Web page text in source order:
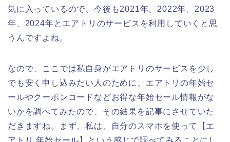
気に入っているので、今後も2021年、2022年、2023
年、2024年とエアトリのサービスを利用していくと思
うんですよね。
なので、ここでは私自身がエアトリのサービスを少し
でも安く申し込みたい人のために、エアトリの年始セ
ールやクーポンコードなどお得な年始セール情報がな
いかを調べてみたので、その結果を記事にさせていた
だきますね。まず、私は、自分のスマホを使って【エ